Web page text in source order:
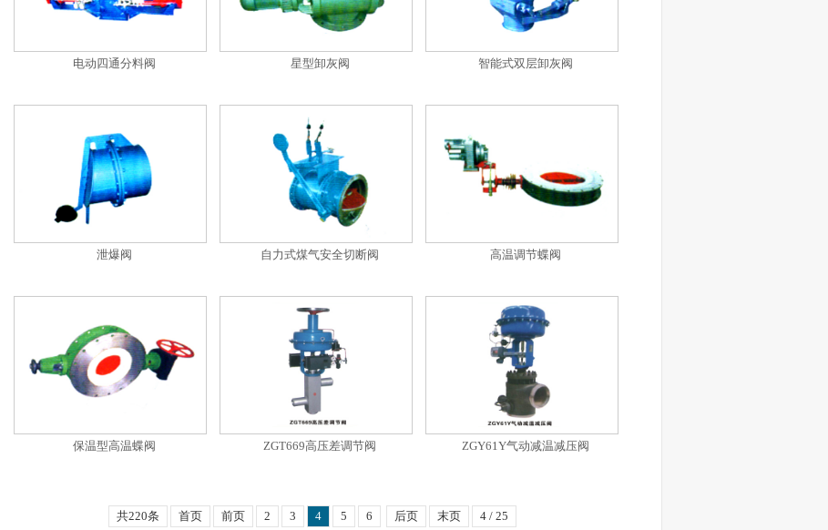
电动四通分料阀 星型卸灰阀 智能式双层卸灰阀
泄爆阀 自力式煤气安全切断阀 高温调节蝶阀
保温型高温蝶阀 ZGT669高压差调节阀 ZGY61Y气动减温减压阀
共220条 首页 前页 2 3 4 5 6 后页 末页 4 / 25